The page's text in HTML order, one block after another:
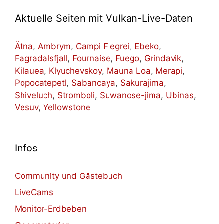
Aktuelle Seiten mit Vulkan-Live-Daten
Ätna, Ambrym, Campi Flegrei, Ebeko,
Fagradalsfjall, Fournaise, Fuego, Grindavik,
Kilauea, Klyuchevskoy, Mauna Loa, Merapi,
Popocatepetl, Sabancaya, Sakurajima,
Shiveluch, Stromboli, Suwanose-jima, Ubinas,
Vesuv, Yellowstone
Infos
Community und Gästebuch
LiveCams
Monitor-Erdbeben